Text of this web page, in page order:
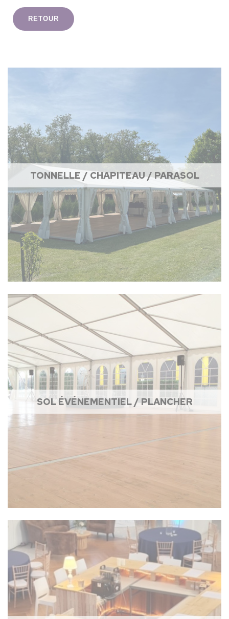
RETOUR
TONNELLE / CHAPITEAU / PARASOL
SOL ÉVÉNEMENTIEL / PLANCHER